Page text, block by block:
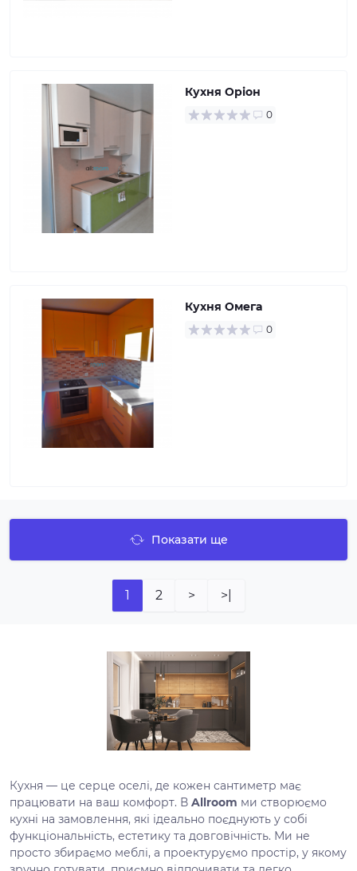
Кухня Оріон
0
Кухня Омега
0
Показати ще
1 2 > >|
Кухня — це серце оселі, де кожен сантиметр має
працювати на ваш комфорт. В Allroom ми створюємо
кухні на замовлення, які ідеально поєднують у собі
функціональність, естетику та довговічність. Ми не
просто збираємо меблі, а проектуруємо простір, у якому